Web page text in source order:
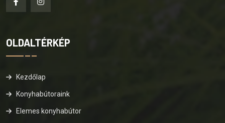
OLDALTÉRKÉP
Kezdőlap
Konyhabútoraink
Elemes konyhabútor